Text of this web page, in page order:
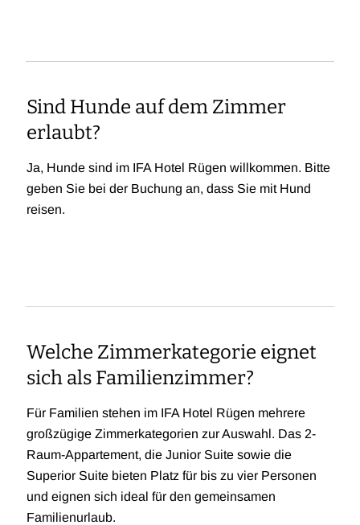
Sind Hunde auf dem Zimmer
erlaubt?
Ja, Hunde sind im IFA Hotel Rügen willkommen. Bitte
geben Sie bei der Buchung an, dass Sie mit Hund
reisen.
Welche Zimmerkategorie eignet
sich als Familienzimmer?
Für Familien stehen im IFA Hotel Rügen mehrere
großzügige Zimmerkategorien zur Auswahl. Das 2-
Raum-Appartement, die Junior Suite sowie die
Superior Suite bieten Platz für bis zu vier Personen
und eignen sich ideal für den gemeinsamen
Familienurlaub.